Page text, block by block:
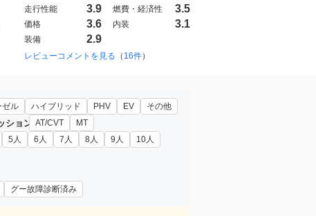
1986年1月~1989年2月（2）
走行性能 3.9 燃費・経済性 3.5
価格 3.6 内装 3.1
装備 2.9
レビューコメントを見る （ 16件）
ゼル ハイブリッド PHV EV その他
ション AT/CVT MT
5人 6人 7人 8人 9人
10人
グー故障診断済み